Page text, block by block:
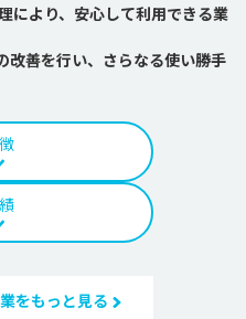
により、安心して利用できる業
改善を行い、さらなる使い勝手
をもっと見る